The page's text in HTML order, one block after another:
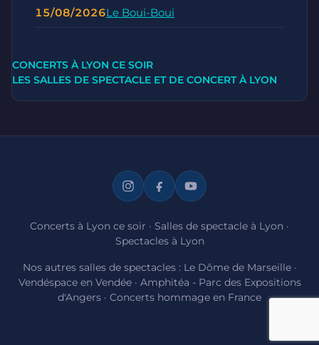
15/08/2026Le Boui-Boui
CONCERTS À LYON CE SOIR
LES SALLES DE SPECTACLE ET DE CONCERT À LYON
Concerts à Lyon ce soir · Salles de spectacle à Lyon ·
Spectacles à Lyon
Nos autres salles de spectacles : Le Dôme de Marseille·
Vendéspace en Vendée· Amphitéa - Parc des Expositions
d'Angers · Concerts hommage en France